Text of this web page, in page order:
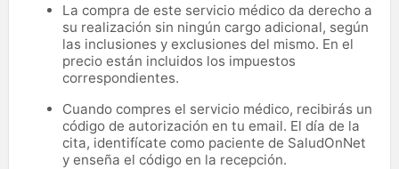
La compra de este servicio médico da derecho a
su realización sin ningún cargo adicional, según
las inclusiones y exclusiones del mismo. En el
precio están incluidos los impuestos
correspondientes.
Cuando compres el servicio médico, recibirás un
código de autorización en tu email. El día de la
cita, identifícate como paciente de SaludOnNet
y enseña el código en la recepción.